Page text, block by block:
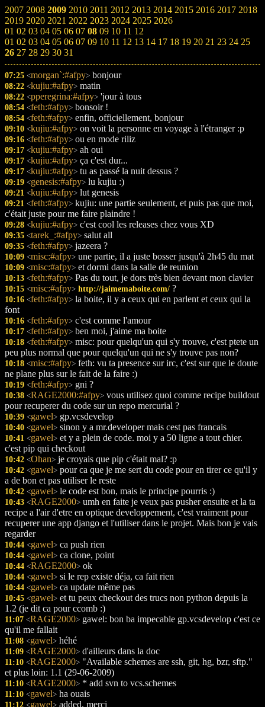
2007 2008 2009 2010 2011 2012 2013 2014 2015 2016 2017 2018
2019 2020 2021 2022 2023 2024 2025 2026
01 02 03 04 05 06 07 08 09 10 11 12
01 02 03 04 05 06 07 09 10 11 12 13 14 17 18 19 20 21 23 24 25
26 27 28 29 30 31
07:25 <morgan`:#afpy> bonjour
08:22 <kujiu:#afpy> matin
08:22 <pperegrina:#afpy> 'jour à tous
08:54 <feth:#afpy> bonsoir !
08:54 <feth:#afpy> enfin, officiellement, bonjour
09:10 <kujiu:#afpy> on voit la personne en voyage à l'étranger :p
09:16 <feth:#afpy> ou en mode riliz
09:17 <kujiu:#afpy> ah oui
09:17 <kujiu:#afpy> ça c'est dur...
09:17 <kujiu:#afpy> tu as passé la nuit dessus ?
09:19 <genesis:#afpy> lu kujiu :)
09:21 <kujiu:#afpy> lut genesis
09:21 <feth:#afpy> kujiu: une partie seulement, et puis pas que moi,
c'était juste pour me faire plaindre !
09:28 <kujiu:#afpy> c'est cool les releases chez vous XD
09:35 <tarek_:#afpy> salut all
09:35 <feth:#afpy> jazeera ?
10:09 <misc:#afpy> une partie, il a juste bosser jusqu'à 2h45 du mat
10:09 <misc:#afpy> et dormi dans la salle de reunion
10:13 <feth:#afpy> Pas du tout, je dors très bien devant mon clavier
10:15 <misc:#afpy> http://jaimemaboite.com/ ?
10:16 <feth:#afpy> la boite, il y a ceux qui en parlent et ceux qui la
font
10:16 <feth:#afpy> c'est comme l'amour
10:17 <feth:#afpy> ben moi, j'aime ma boite
10:18 <feth:#afpy> misc: pour quelqu'un qui s'y trouve, c'est ptete un
peu plus normal que pour quelqu'un qui ne s'y trouve pas non?
10:18 <misc:#afpy> feth: vu ta presence sur irc, c'est sur que le doute
ne plane plus sur le fait de la faire :)
10:19 <feth:#afpy> gni ?
10:38 <RAGE2000:#afpy> vous utilisez quoi comme recipe buildout
pour recuperer du code sur un repo mercurial ?
10:39 <gawel> gp.vcsdevelop
10:40 <gawel> sinon y a mr.developer mais cest pas francais
10:41 <gawel> et y a plein de code. moi y a 50 ligne a tout chier.
c'est pip qui checkout
10:42 <Ohan> je croyais que pip c'était mal? :p
10:42 <gawel> pour ca que je me sert du code pour en tirer ce qu'il y
a de bon et pas utiliser le reste
10:42 <gawel> le code est bon, mais le principe pourris :)
10:43 <RAGE2000> umh en faite je veux pas pusher ensuite et la ta
recipe a l'air d'etre en optique developpement, c'est vraiment pour
recuperer une app django et l'utiliser dans le projet. Mais bon je vais
regarder
10:44 <gawel> ca push rien
10:44 <gawel> ca clone, point
10:44 <RAGE2000> ok
10:44 <gawel> si le rep existe déja, ca fait rien
10:44 <gawel> ca update même pas
10:45 <gawel> et tu peux checkout des trucs non python depuis la
1.2 (je dit ca pour ccomb :)
11:07 <RAGE2000> gawel: bon ba impecable gp.vcsdevelop c'est ce
qu'il me fallait
11:08 <gawel> héhé
11:09 <RAGE2000> d'ailleurs dans la doc
11:10 <RAGE2000> "Available schemes are ssh, git, hg, bzr, sftp."
et plus loin: 1.1 (29-06-2009)
11:10 <RAGE2000> * add svn to vcs.schemes
11:10 <gawel> ha ouais
11:12 <gawel> added, merci